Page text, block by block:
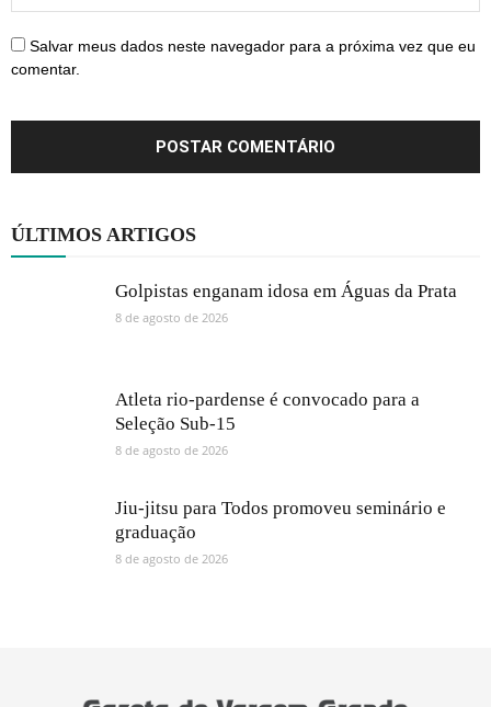
Salvar meus dados neste navegador para a próxima vez que eu
comentar.
ÚLTIMOS ARTIGOS
Golpistas enganam idosa em Águas da Prata
8 de agosto de 2026
Atleta rio-pardense é convocado para a
Seleção Sub-15
8 de agosto de 2026
Jiu-jitsu para Todos promoveu seminário e
graduação
8 de agosto de 2026